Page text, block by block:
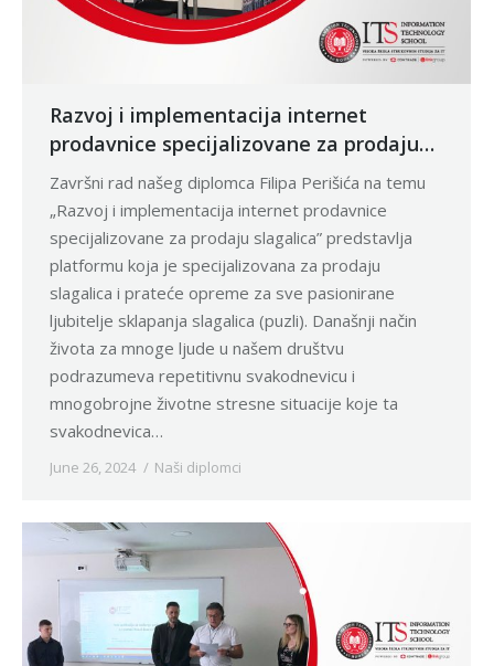
Razvoj i implementacija internet
prodavnice specijalizovane za prodaju
slagalica
Završni rad našeg diplomca Filipa Perišića na temu
„Razvoj i implementacija internet prodavnice
specijalizovane za prodaju slagalica” predstavlja
platformu koja je specijalizovana za prodaju
slagalica i prateće opreme za sve pasionirane
ljubitelje sklapanja slagalica (puzli). Današnji način
života za mnoge ljude u našem društvu
podrazumeva repetitivnu svakodnevicu i
mnogobrojne životne stresne situacije koje ta
svakodnevica…
June 26, 2024 Naši diplomci